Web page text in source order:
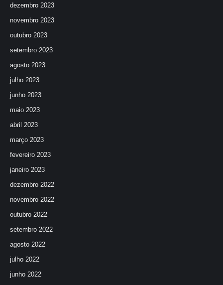
dezembro 2023
novembro 2023
outubro 2023
setembro 2023
agosto 2023
julho 2023
junho 2023
maio 2023
abril 2023
março 2023
fevereiro 2023
janeiro 2023
dezembro 2022
novembro 2022
outubro 2022
setembro 2022
agosto 2022
julho 2022
junho 2022